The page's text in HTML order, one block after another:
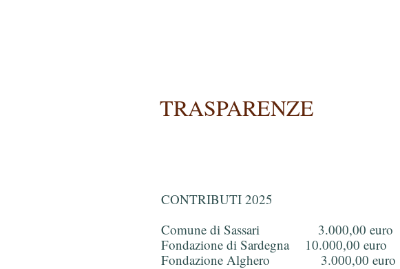
TRASPARENZE
CONTRIBUTI 2025
Comune di Sassari 3.000,00 euro
Fondazione di Sardegna 10.000,00 euro
Fondazione Alghero 3.000,00 euro